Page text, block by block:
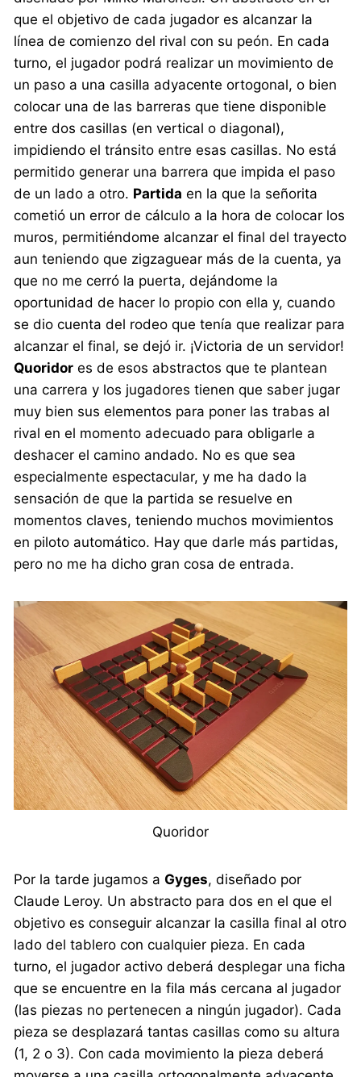
que el objetivo de cada jugador es alcanzar la
línea de comienzo del rival con su peón. En cada
turno, el jugador podrá realizar un movimiento de
un paso a una casilla adyacente ortogonal, o bien
colocar una de las barreras que tiene disponible
entre dos casillas (en vertical o diagonal),
impidiendo el tránsito entre esas casillas. No está
permitido generar una barrera que impida el paso
de un lado a otro. Partida en la que la señorita
cometió un error de cálculo a la hora de colocar los
muros, permitiéndome alcanzar el final del trayecto
aun teniendo que zigzaguear más de la cuenta, ya
que no me cerró la puerta, dejándome la
oportunidad de hacer lo propio con ella y, cuando
se dio cuenta del rodeo que tenía que realizar para
alcanzar el final, se dejó ir. ¡Victoria de un servidor!
Quoridor es de esos abstractos que te plantean
una carrera y los jugadores tienen que saber jugar
muy bien sus elementos para poner las trabas al
rival en el momento adecuado para obligarle a
deshacer el camino andado. No es que sea
especialmente espectacular, y me ha dado la
sensación de que la partida se resuelve en
momentos claves, teniendo muchos movimientos
en piloto automático. Hay que darle más partidas,
pero no me ha dicho gran cosa de entrada.
Quoridor
Por la tarde jugamos aGyges, diseñado por
Claude Leroy. Un abstracto para dos en el que el
objetivo es conseguir alcanzar la casilla final al otro
lado del tablero con cualquier pieza. En cada
turno, el jugador activo deberá desplegar una ficha
que se encuentre en la fila más cercana al jugador
(las piezas no pertenecen a ningún jugador). Cada
pieza se desplazará tantas casillas como su altura
(1, 2 o 3). Con cada movimiento la pieza deberá